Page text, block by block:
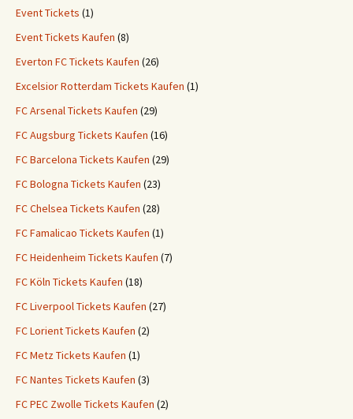
Event Tickets (1)
Event Tickets Kaufen (8)
Everton FC Tickets Kaufen (26)
Excelsior Rotterdam Tickets Kaufen (1)
FC Arsenal Tickets Kaufen (29)
FC Augsburg Tickets Kaufen (16)
FC Barcelona Tickets Kaufen (29)
FC Bologna Tickets Kaufen (23)
FC Chelsea Tickets Kaufen (28)
FC Famalicao Tickets Kaufen (1)
FC Heidenheim Tickets Kaufen (7)
FC Köln Tickets Kaufen (18)
FC Liverpool Tickets Kaufen (27)
FC Lorient Tickets Kaufen (2)
FC Metz Tickets Kaufen (1)
FC Nantes Tickets Kaufen (3)
FC PEC Zwolle Tickets Kaufen (2)